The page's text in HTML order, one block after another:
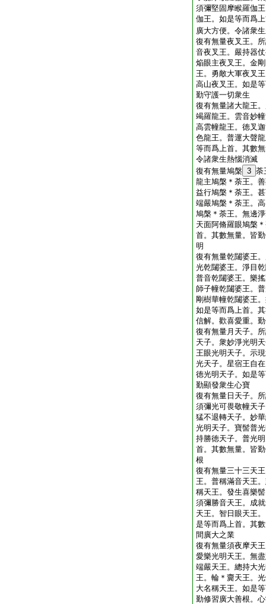
須彌堅固摩睺羅伽
伽王。如是等而爲
廣大方便。令諸衆
復有無量夜叉王。
音夜叉王。嚴持器
焔眼主夜叉王。金
王。勇敵大軍夜叉
高山夜叉王。如是
勤守護一切衆生
復有無量諸大龍王
竭羅龍王。雲音妙
高雲幢龍王。徳叉
色龍王。普運大聲
等而爲上首。其數
令諸衆生熱惱消滅
復有無量鳩槃 3 荼
龍主鳩槃＊荼王。
益行鳩槃＊荼王。
端嚴鳩槃＊荼王。
鳩槃＊荼王。無邊
天面阿脩羅眼鳩槃
首。其數無量。皆
明
復有無量乾闥婆王
光乾闥婆王。淨目
普音乾闥婆王。樂
師子幢乾闥婆王。
剛樹華幢乾闥婆王
如是等而爲上首。
信解。歡喜愛重。
復有無量月天子。
天子。衆妙淨光明
王眼光明天子。示
光天子。星宿王自
徳光明天子。如是
勤顯發衆生心寶
復有無量日天子。
須彌光可畏敬幢天
猛不退轉天子。妙
光明天子。寶髻普
持勝徳天子。普光
首。其數無量。皆
根
復有無量三十三天
王。普稱滿音天王
稱天王。發生喜樂
須彌勝音天王。成
天王。智日眼天王
是等而爲上首。其
間廣大之業
復有無量須夜摩天
愛樂光明天王。無
端嚴天王。總持大
王。輪＊齎天王。
大名稱天王。如是
勤修習廣大善根。